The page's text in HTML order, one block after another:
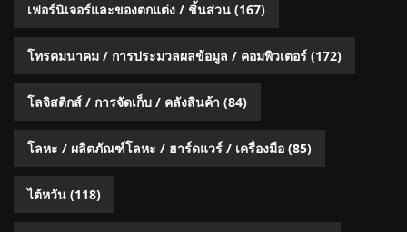
เฟอร์นิเจอร์และของตกแต่ง / ชิ้นส่วน (167)
โทรคมนาคม / การประมวลผลข้อมูล / คอมพิวเตอร์ (172)
โลจิสติกส์ / การจัดเก็บ / คลังสินค้า (84)
โลหะ / ผลิตภัณฑ์โลหะ / ฮาร์ดแวร์ / เครื่องมือ (85)
ไต้หวัน (118)